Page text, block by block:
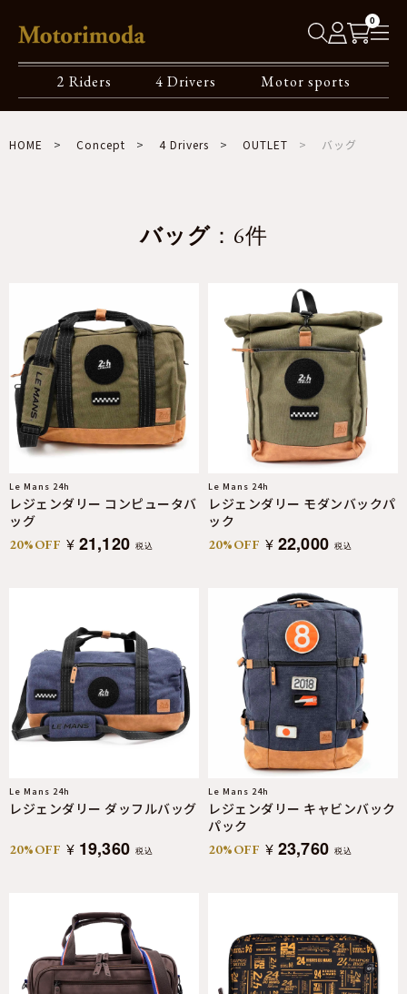
0
2 Riders 4 Drivers Motor sports
HOME Concept 4 Drivers OUTLET バッグ
バッグ：6件
Le Mans 24h
レジェンダリー コンピュータバ
ッグ
20%OFF ¥ 21,120 税込
Le Mans 24h
レジェンダリー モダンバックパ
ック
20%OFF ¥ 22,000 税込
Le Mans 24h
レジェンダリー ダッフルバッグ
20%OFF ¥ 19,360 税込
Le Mans 24h
レジェンダリー キャビンバック
パック
20%OFF ¥ 23,760 税込